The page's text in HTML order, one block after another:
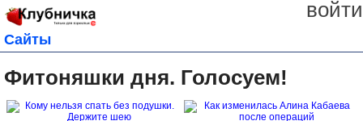
войти
Сайты
Фитоняшки дня. Голосуем!